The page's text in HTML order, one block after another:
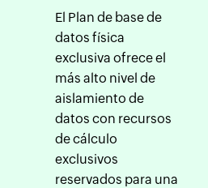
El Plan de base de
datos física
exclusiva ofrece el
más alto nivel de
aislamiento de
datos con recursos
de cálculo
exclusivos
reservados para una